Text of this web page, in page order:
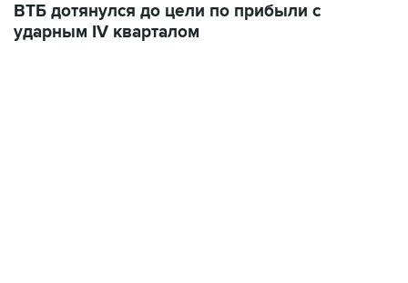
ВТБ дотянулся до цели по прибыли с
ударным IV кварталом